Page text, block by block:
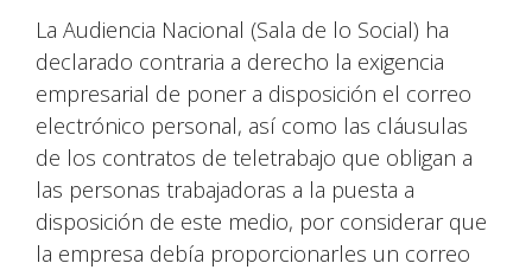
La Audiencia Nacional (Sala de lo Social) ha
declarado contraria a derecho la exigencia
empresarial de poner a disposición el correo
electrónico personal, así como las cláusulas
de los contratos de teletrabajo que obligan a
las personas trabajadoras a la puesta a
disposición de este medio, por considerar que
la empresa debía proporcionarles un correo